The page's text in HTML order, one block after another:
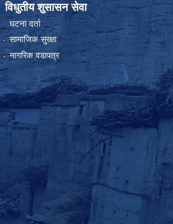
विधुतीय शुसासन सेवा
घटना दर्ता
सामाजिक सुरक्षा
नागरिक वडापत्र